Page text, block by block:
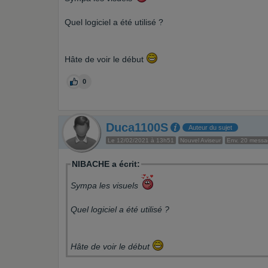
Quel logiciel a été utilisé ?
Hâte de voir le début
0
Duca1100S Auteur du sujet
Le 12/02/2021 à 13h51 Nouvel Aviseur Env. 20
NIBACHE a écrit:
Sympa les visuels
Quel logiciel a été utilisé ?
Hâte de voir le début